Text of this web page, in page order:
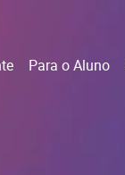
Para o Aluno